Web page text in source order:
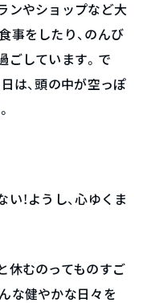
ンやショップなど大
事をしたり、のんび
ごしています。で
は、頭の中が空っぽ
！ようし、心ゆくま
休むのってものすご
な健やかな日々を